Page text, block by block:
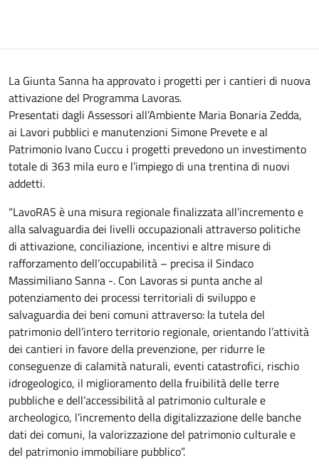
La Giunta Sanna ha approvato i progetti per i cantieri di nuova
attivazione del Programma Lavoras.
Presentati dagli Assessori all’Ambiente Maria Bonaria Zedda,
ai Lavori pubblici e manutenzioni Simone Prevete e al
Patrimonio Ivano Cuccu i progetti prevedono un investimento
totale di 363 mila euro e l’impiego di una trentina di nuovi
addetti.
“LavoRAS è una misura regionale finalizzata all’incremento e
alla salvaguardia dei livelli occupazionali attraverso politiche
di attivazione, conciliazione, incentivi e altre misure di
rafforzamento dell’occupabilità – precisa il Sindaco
Massimiliano Sanna -. Con Lavoras si punta anche al
potenziamento dei processi territoriali di sviluppo e
salvaguardia dei beni comuni attraverso: la tutela del
patrimonio dell’intero territorio regionale, orientando l’attività
dei cantieri in favore della prevenzione, per ridurre le
conseguenze di calamità naturali, eventi catastrofici, rischio
idrogeologico, il miglioramento della fruibilità delle terre
pubbliche e dell’accessibilità al patrimonio culturale e
archeologico, l’incremento della digitalizzazione delle banche
dati dei comuni, la valorizzazione del patrimonio culturale e
del patrimonio immobiliare pubblico”.